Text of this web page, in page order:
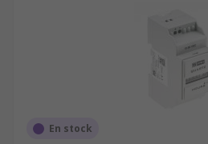
En stock